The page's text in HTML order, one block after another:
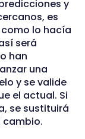
y
es
lo hacía
será
han
una
y se valide
el actual. Si
se sustituirá
cambio.